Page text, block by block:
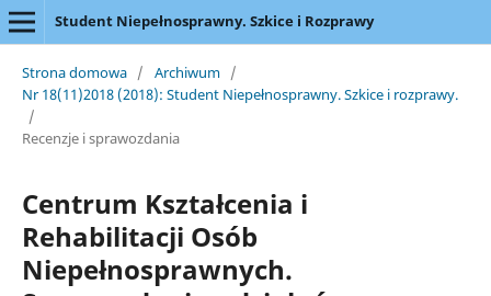
Student Niepełnosprawny. Szkice i Rozprawy
Strona domowa / Archiwum /
Nr 18(11)2018 (2018): Student Niepełnosprawny. Szkice i rozprawy.
/
Recenzje i sprawozdania
Centrum Kształcenia i
Rehabilitacji Osób
Niepełnosprawnych.